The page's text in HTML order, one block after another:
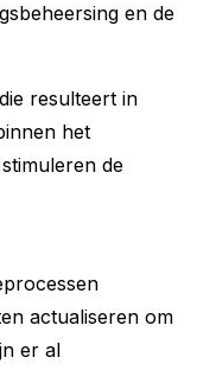
en de
resulteert in
het
de
actualiseren om
er al